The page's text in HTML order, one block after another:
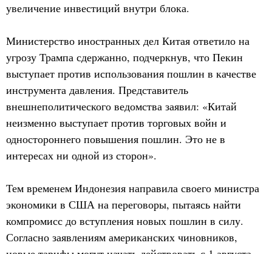
увеличение инвестиций внутри блока.
Министерство иностранных дел Китая ответило на
угрозу Трампа сдержанно, подчеркнув, что Пекин
выступает против использования пошлин в качестве
инструмента давления. Представитель
внешнеполитического ведомства заявил: «Китай
неизменно выступает против торговых войн и
одностороннего повышения пошлин. Это не в
интересах ни одной из сторон».
Тем временем Индонезия направила своего министра
экономики в США на переговоры, пытаясь найти
компромисс до вступления новых пошлин в силу.
Согласно заявлениям американских чиновников,